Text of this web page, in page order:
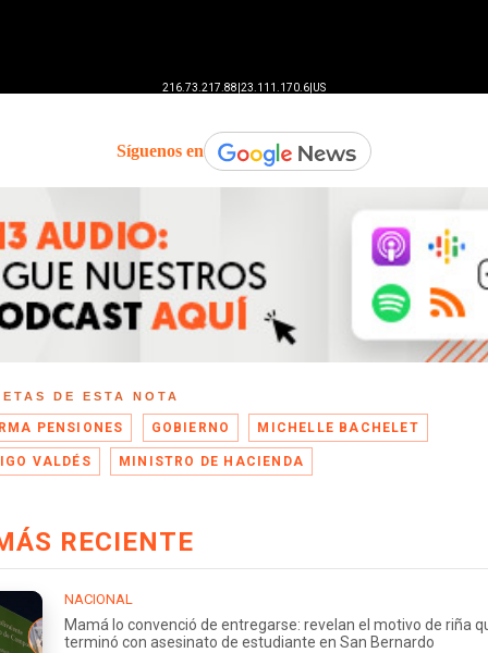
Síguenos en
DE ESTA NOTA
PENSIONES GOBIERNO MICHELLE BACHELET
VALDÉS MINISTRO DE HACIENDA
RECIENTE
NACIONAL
Mamá lo convenció de entregarse: revelan el motivo de riña
terminó con asesinato de estudiante en San Bernardo